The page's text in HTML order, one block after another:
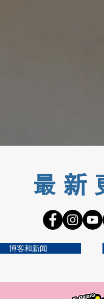
最新
博客和新闻